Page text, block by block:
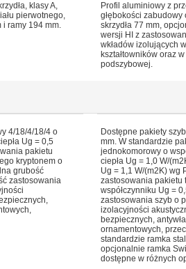
Dostępne pakiety
mm. W standardzie
jednokomorowy o
ciepła Ug = 1,0 W/
Ug = 1,1 W/(m2K) wg
zastosowania pakietu
współczynniku Ug =
zastosowania szyb o
izolacyjności
bezpiecznych,
ornamentowych,
standardzie ramka
opcjonalnie ramka
dostępne w różnych
Profil aluminiowy z
głębokości
skrzydła 77 mm,
wersji HI z
wkładów izolujących
kształtowników oraz
podszybowej.
4/18/4/18/4 o
Ug = 0,5
pakietu
kryptonem o
grubość
zastosowania
klasy A,
pierwotnego,
i ramy 194 mm.